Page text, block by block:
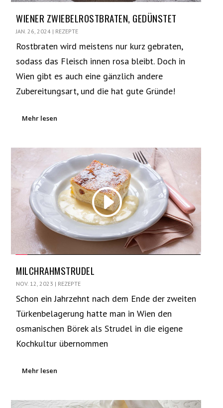
WIENER ZWIEBELROSTBRATEN, GEDÜNSTET
JAN. 26, 2024 | REZEPTE
Rostbraten wird meistens nur kurz gebraten,
sodass das Fleisch innen rosa bleibt. Doch in
Wien gibt es auch eine gänzlich andere
Zubereitungsart, und die hat gute Gründe!
Mehr lesen
MILCHRAHMSTRUDEL
NOV. 12, 2023 | REZEPTE
Schon ein Jahrzehnt nach dem Ende der zweiten
Türkenbelagerung hatte man in Wien den
osmanischen Börek als Strudel in die eigene
Kochkultur übernommen
Mehr lesen